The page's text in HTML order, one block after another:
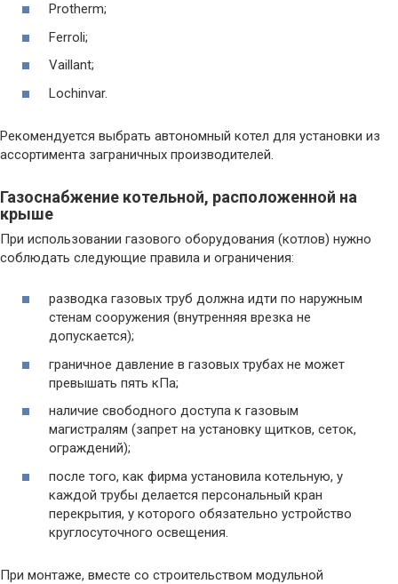
Protherm;
Ferroli;
Vaillant;
Lochinvar.
Рекомендуется выбрать автономный котел для установки из
ассортимента заграничных производителей.
Газоснабжение котельной, расположенной на
крыше
При использовании газового оборудования (котлов) нужно
соблюдать следующие правила и ограничения:
разводка газовых труб должна идти по наружным
стенам сооружения (внутренняя врезка не
допускается);
граничное давление в газовых трубах не может
превышать пять кПа;
наличие свободного доступа к газовым
магистралям (запрет на установку щитков, сеток,
ограждений);
после того, как фирма установила котельную, у
каждой трубы делается персональный кран
перекрытия, у которого обязательно устройство
круглосуточного освещения.
При монтаже, вместе со строительством модульной